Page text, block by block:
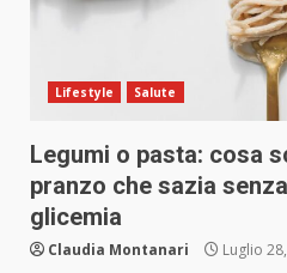
Lifestyle Salute
Legumi o pasta: cosa
pranzo che sazia
glicemia
Claudia Montanari Luglio